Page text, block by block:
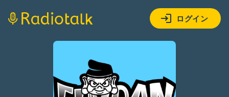
ログイン